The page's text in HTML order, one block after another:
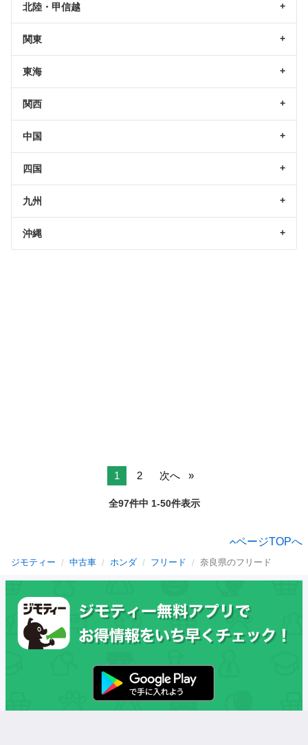
北陸・甲信越
関東
東海
関西
中国
四国
九州
沖縄
1 2 次へ
全97件中 1-50件表示
ページTOPへ
ジモティー 中古車 ホンダ フリード 奈良県のフリード